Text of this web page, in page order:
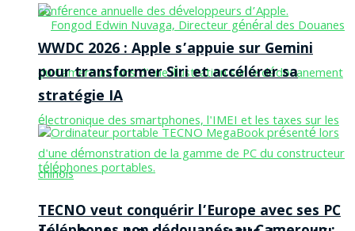
WWDC 2026 : Apple s’appuie sur Gemini
pour transformer Siri et accélérer sa
stratégie IA
TECNO veut conquérir l’Europe avec ses PC